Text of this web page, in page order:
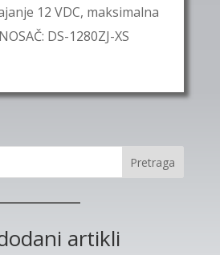
12 VDC, maksimalna
DS-1280ZJ-XS
Pretraga
artikli